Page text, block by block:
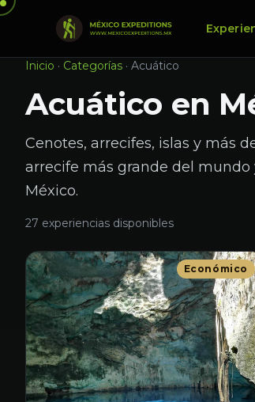
Inicio · Categorías · Acuático
Acuático en
Cenotes, arrecifes, islas y más
arrecife más grande del mundo
México.
27 experiencias disponibles
Económico